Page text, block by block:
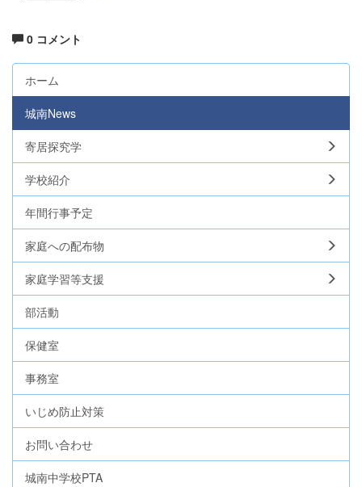
0 コメント
ホーム
城南News
寄居探究学
学校紹介
年間行事予定
家庭への配布物
家庭学習等支援
部活動
保健室
事務室
いじめ防止対策
お問い合わせ
城南中学校PTA